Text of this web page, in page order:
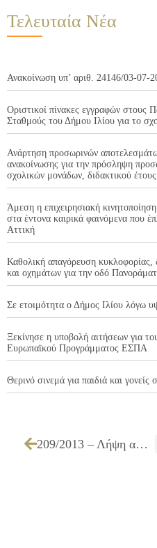
Τελευταία Νέα
Ανακοίνωση υπ’ αριθ. 24146/03-07-
Οριστικοί πίνακες εγγραφών στους
Σταθμούς του Δήμου Ιλίου για το
Ανάρτηση προσωρινών
ανακοίνωσης για την πρόσληψη
σχολικών μονάδων, διδακτικού
Άμεση η επιχειρησιακή
στα έντονα καιρικά φαινόμενα που
Αττική
Καθολική απαγόρευση
και οχημάτων για την οδό
Σε ετοιμότητα ο Δήμος Ιλίου λόγω
Ξεκίνησε η υποβολή αιτήσεων για
Ευρωπαϊκού Προγράμματος ΕΣΠΑ
Θερινό σινεμά για παιδιά και γονείς
209/2013 – Λήψη απόφασης για την παράταση των συμφωνητικών που αφορούν την εργασία «Συντήρηση & επισκευή μεταφορικών μέσων»